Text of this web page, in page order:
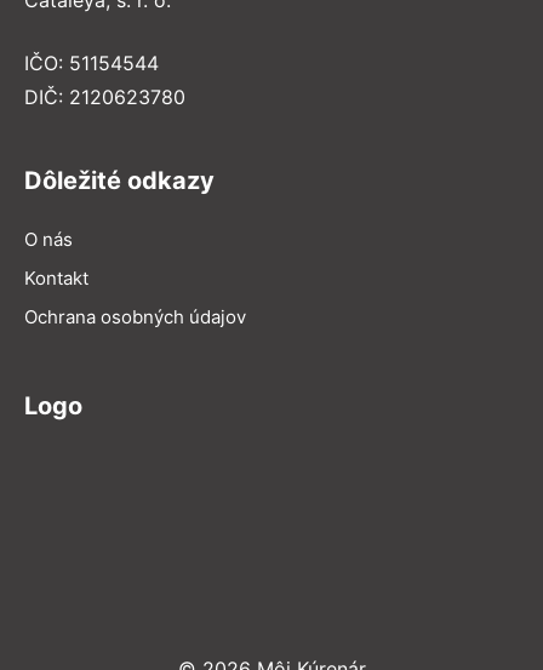
IČO: 51154544
DIČ: 2120623780
Dôležité odkazy
O nás
Kontakt
Ochrana osobných údajov
Logo